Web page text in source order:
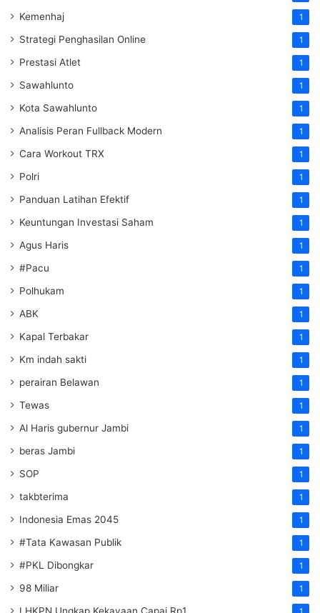
Kemenhaj 1
Strategi Penghasilan Online 1
Prestasi Atlet 1
Sawahlunto 1
Kota Sawahlunto 1
Analisis Peran Fullback Modern 1
Cara Workout TRX 1
Polri 1
Panduan Latihan Efektif 1
Keuntungan Investasi Saham 1
Agus Haris 1
#Pacu 1
Polhukam 1
ABK 1
Kapal Terbakar 1
Km indah sakti 1
perairan Belawan 1
Tewas 1
Al Haris gubernur Jambi 1
beras Jambi 1
SOP 1
takbterima 1
Indonesia Emas 2045 1
#Tata Kawasan Publik 1
#PKL Dibongkar 1
98 Miliar 1